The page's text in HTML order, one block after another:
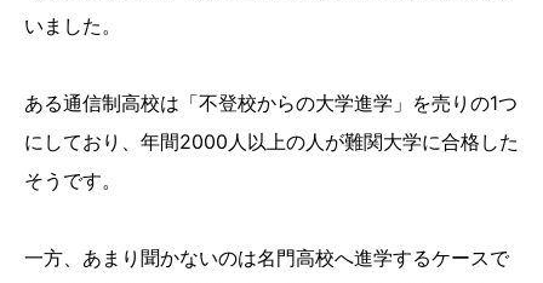
いました。
ある通信制高校は「不登校からの大学進学」を売りの1つ
にしており、年間2000人以上の人が難関大学に合格した
そうです。
一方、あまり聞かないのは名門高校へ進学するケースで